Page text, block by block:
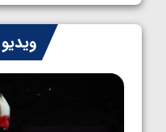
1405/05/07
ایران چشم به راه
کشتی فرنگی نوجوانان
1405/05/06